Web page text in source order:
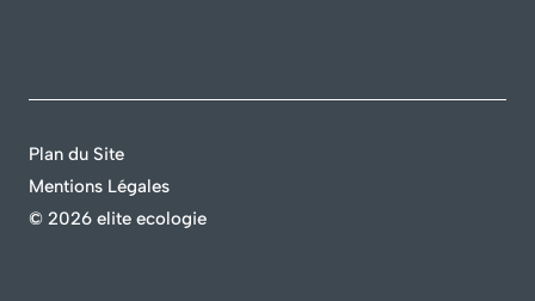
© 2026 elite ecologie
Plan du Site
Mentions Légales